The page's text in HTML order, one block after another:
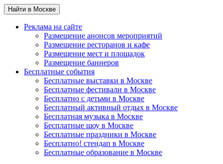
Найти в Москве
Реклама на сайте
Размещение анонсов мероприятий
Размещение ресторанов и кафе
Размещение мест и площадок
Размещение баннеров
Бесплатные события
Бесплатные выставки в Москве
Бесплатные фестивали в Москве
Бесплатно с детьми в Москве
Бесплатный активный отдых в Москве
Бесплатная музыка в Москве
Бесплатные шоу в Москве
Бесплатные праздники в Москве
Бесплатно! стендап в Москве
Бесплатные образование в Москве